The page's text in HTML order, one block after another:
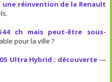
une réinvention de la Renault
ch mais peut-être sous-
pour la ville ?
Ultra Hybrid : découverte —